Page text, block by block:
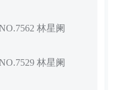
林星阑
林星阑